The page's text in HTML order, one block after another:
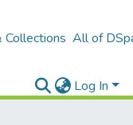
Collections All of
Log In